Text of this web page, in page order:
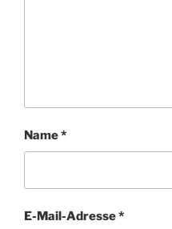
Name*
E-Mail-Adresse*